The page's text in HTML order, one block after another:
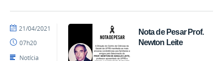
Nota de Pesar Prof.
Newton Leite
por
Batista
publicado
21/04/2021
07h20
Notícia